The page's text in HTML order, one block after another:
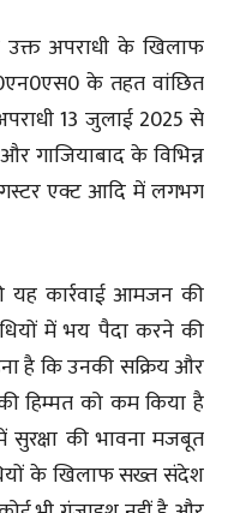
उक्त अपराधी के खिलाफ
के तहत वांछित
13 जुलाई 2025 से
गाजियाबाद के विभिन्न
एक्ट आदि में लगभग
यह कार्रवाई आमजन की
में भय पैदा करने की
है कि उनकी सक्रिय और
हिम्मत को कम किया है
की भावना मजबूत
के खिलाफ सख्त संदेश